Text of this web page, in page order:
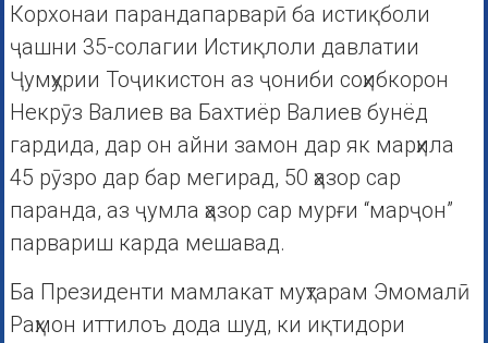
Корхонаи парандапарварӣ ба истиқболи
ҷашни 35-солагии Истиқлоли давлатии
Ҷумҳурии Тоҷикистон аз ҷониби соҳибкорон
Некрӯз Валиев ва Бахтиёр Валиев бунёд
гардида, дар он айни замон дар як марҳила
45 рӯзро дар бар мегирад, 50 ҳазор сар
паранда, аз ҷумла ҳазор сар мурғи “марҷон”
парвариш карда мешавад.
Ба Президенти мамлакат муҳтарам Эмомалӣ
Раҳмон иттилоъ дода шуд, ки иқтидори